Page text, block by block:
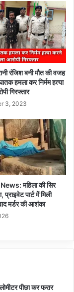
रंजिश बनी मौत की वजह
हमला कर निर्मम हत्या
गिरफ्तार
3, 2023
महिला की सिर
पार्ट में मिली
मर्डर की आशंका
पीछा कर फरार